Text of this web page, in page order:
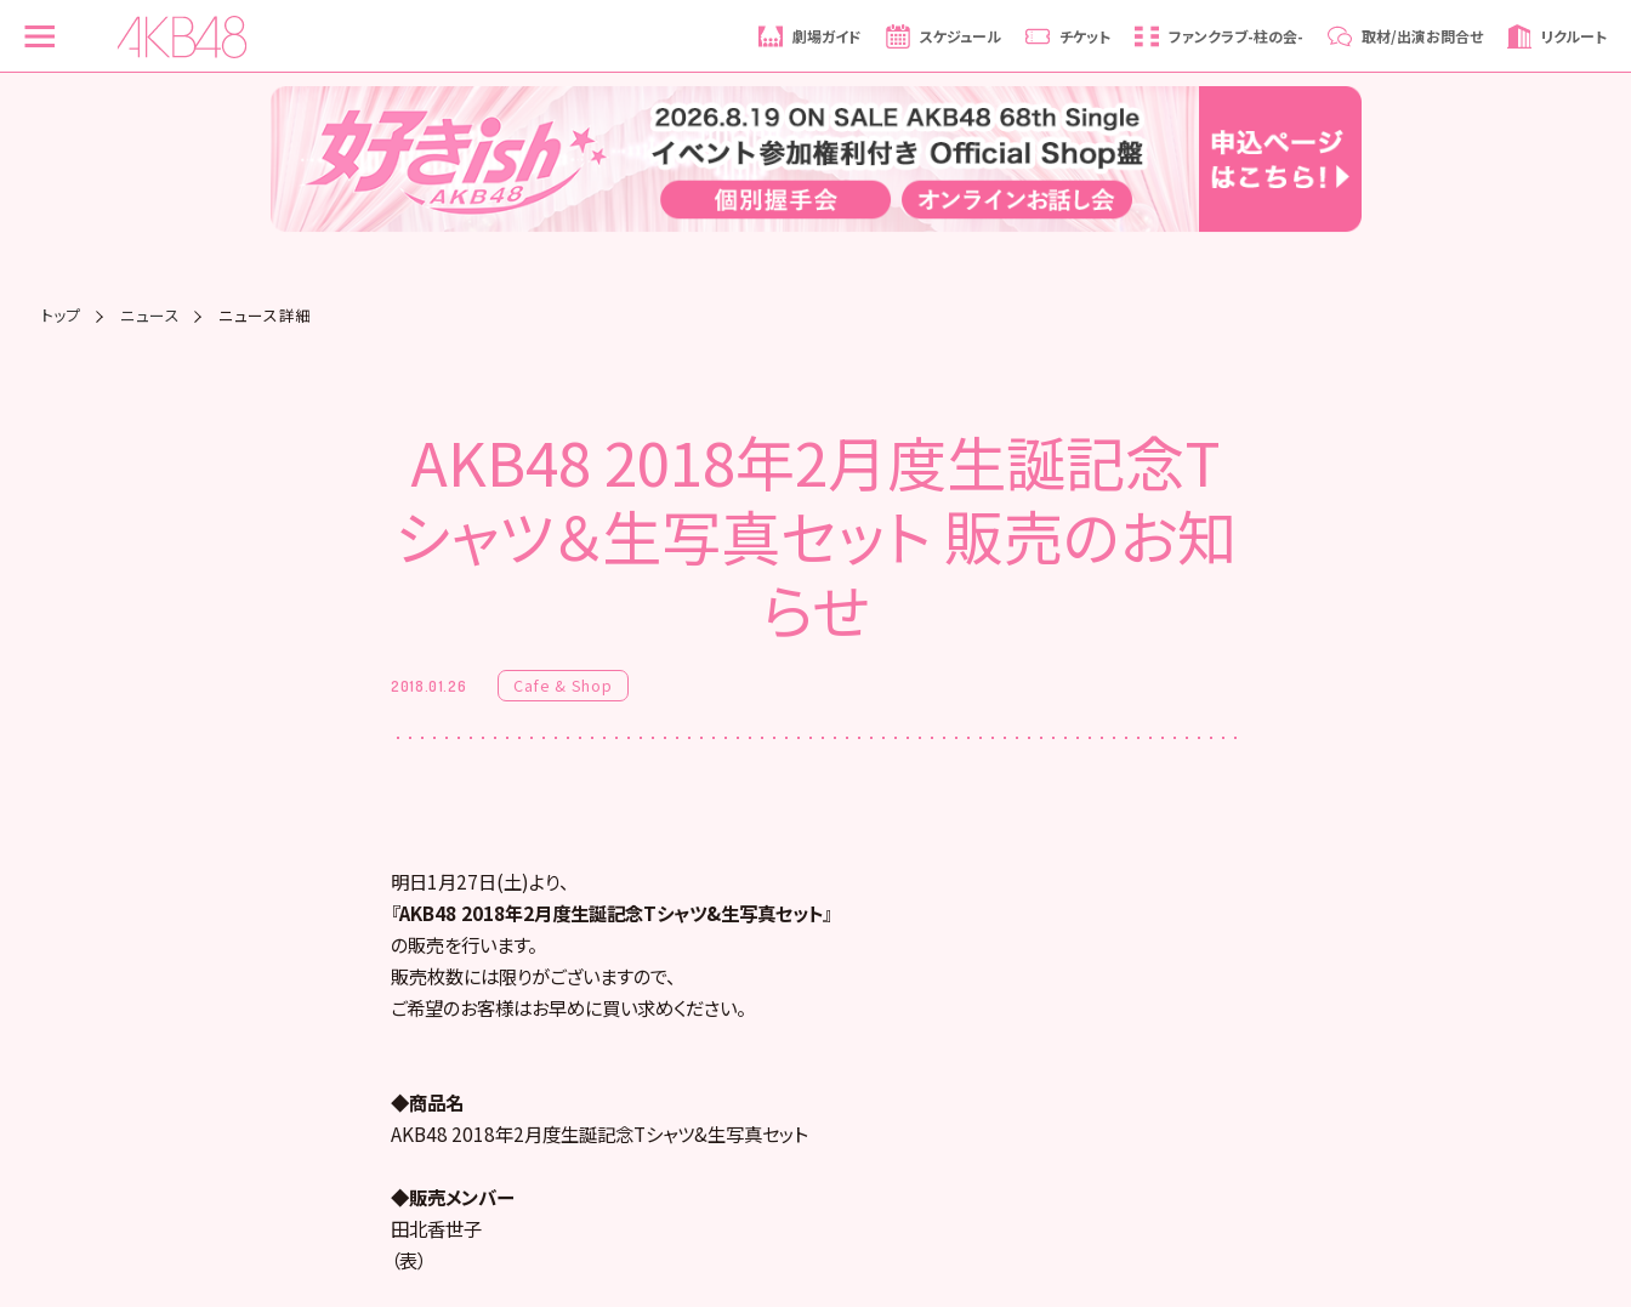
劇場ガイド スケジュール チケット ファンクラブ-柱の会- 取材/出演お問合せ リクルート
トップ ニュース ニュース詳細
AKB48 2018年2月度生誕記念T
シャツ＆生写真セット 販売のお知
らせ
2018.01.26 Cafe & Shop
明日1月27日(土)より、
『AKB48 2018年2月度生誕記念Tシャツ&生写真セット』
の販売を行います。
販売枚数には限りがございますので、
ご希望のお客様はお早めに買い求めください。
◆商品名
AKB48 2018年2月度生誕記念Tシャツ&生写真セット
◆販売メンバー
田北香世子
（表）